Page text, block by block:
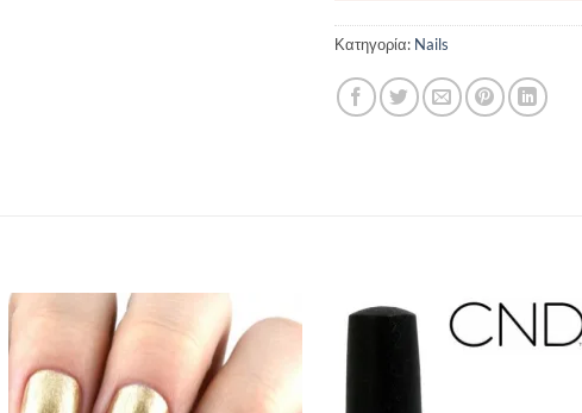
Κατηγορία: Nails